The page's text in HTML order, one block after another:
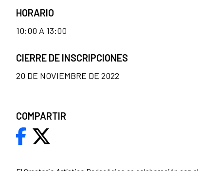
HORARIO
10:00 A 13:00
CIERRE DE INSCRIPCIONES
20 DE NOVIEMBRE DE 2022
COMPARTIR